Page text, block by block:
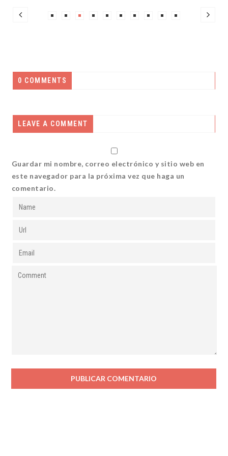
0 COMMENTS
LEAVE A COMMENT
Guardar mi nombre, correo electrónico y sitio web en
este navegador para la próxima vez que haga un
comentario.